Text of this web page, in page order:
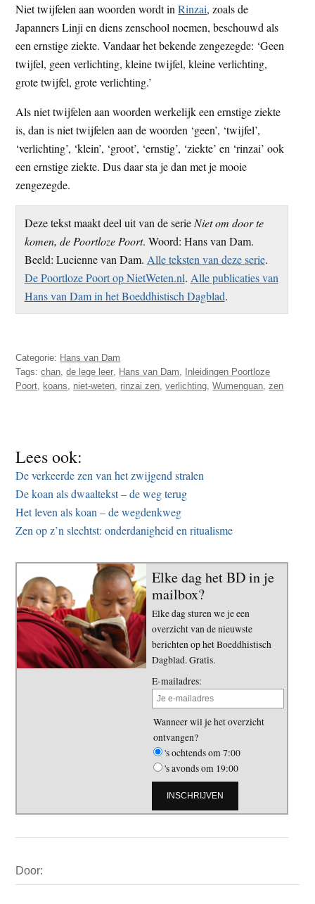
Niet twijfelen aan woorden wordt inRinzai, zoals de
Japanners Linji en diens zenschool noemen, beschouwd als
een ernstige ziekte. Van­daar het bekende zengezegde: ‘Geen
twijfel, geen verlichting, kleine twijfel, kleine verlichting,
grote twijfel, grote verlichting.’
Als niet twijfelen aan woorden werkelijk een ernstige ziekte
is, dan is niet twijfelen aan de woorden ‘geen’, ‘twijfel’,
‘verlichting’, ‘klein’, ‘groot’, ‘ernstig’, ‘ziekte’ en ‘rinzai’ ook
een ernstige ziekte. Dus daar sta je dan met je mooie
zengezegde.
Deze tekst maakt deel uit van de serie Niet om door te
komen, de Poortloze Poort. Woord: Hans van Dam.
Beeld: Lucienne van Dam. Alle teksten van deze serie.
De Poortloze Poort op NietWeten.nl. Alle publicaties van
Hans van Dam in het Boeddhistisch Dagblad.
Categorie: Hans van Dam
Tags:chan,de lege leer, Hans van Dam,
Inleidingen Poortloze
Poort, koans, niet-weten, rinzai zen,verlichting,Wumenguan,zen
Lees ook:
De verkeerde zen van het zwijgend stralen
De koan als dwaaltekst – de weg terug
Het leven als koan – de wegdenkweg
Zen op z’n slechtst: onderdanigheid en ritualisme
Elke dag het BD in je
mailbox?
Elke dag sturen we je een
overzicht van de nieuwste
berichten op het Boeddhistisch
Dagblad. Gratis.
E-mailadres:
Wanneer wil je het overzicht
ontvangen?
's ochtends om 7:00
's avonds om 19:00
Sidebar
Door: